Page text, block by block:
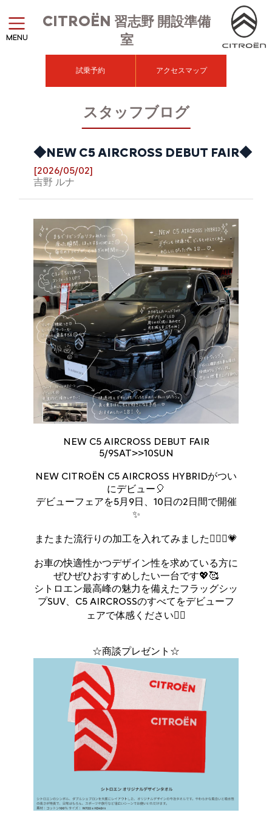
CITROËN 習志野 開設準備
室
MENU
試乗予約 アクセスマップ
スタッフブログ
◆NEW C5 AIRCROSS DEBUT FAIR◆
[2026/05/02]
吉野 ルナ
NEW C5 AIRCROSS DEBUT FAIR
5/9SAT>>10SUN
NEW CITROËN C5 AIRCROSS HYBRIDがつい
にデビュー🎈
デビューフェアを5月9日、10日の2日間で開催
✨
またまた流行りの加工を入れてみました💁🏻‍♀️💗
お車の快適性かつデザイン性を求めている方に
ぜひぜひおすすめしたい一台です💖🥰
シトロエン最高峰の魅力を備えたフラッグシッ
プSUV、C5 AIRCROSSのすべてをデビューフ
ェアで体感ください❤️‍🔥
☆商談プレゼント☆